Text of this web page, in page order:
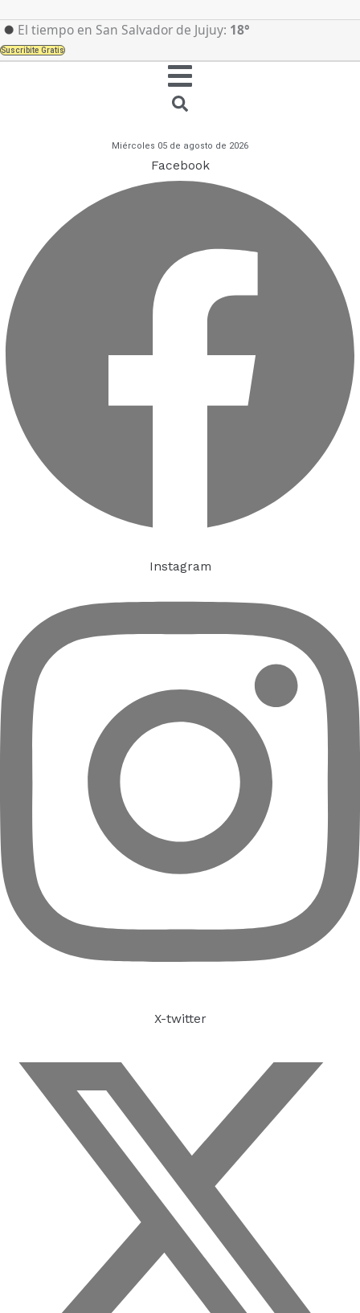
al
contenido
El tiempo en San Salvador de Jujuy: 18°
Suscribite Gratis
Miércoles 05 de agosto de 2026
Facebook
Instagram
X-twitter